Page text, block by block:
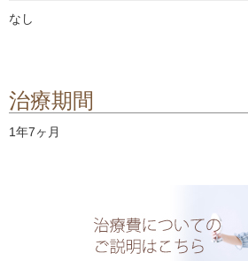
なし
治療期間
1年7ヶ月